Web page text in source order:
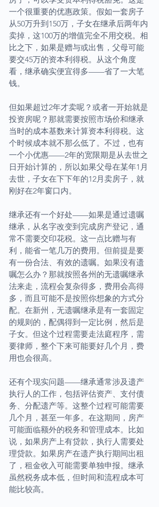
一个很重要的优惠政策。假如一套房子
从50万升到150万，子女在继承后两年内
卖掉，这100万的增值完全不用交税。相
比之下，如果是赠与或出售，父母可能
要交45万的资本利得税。从这个角度
看，继承确实便宜得多——省了一大笔
钱。
但如果超过2年才卖呢？或者一开始就是
投资房呢？那就需要按照市场价和继承
当时的成本基数来计算资本利得税。这
个时候成本就不那么低了。不过，也有
一个小优惠——2年的宽限期是从去世之
日开始计算的，所以如果父母在某年1月
去世，子女在下下年的12月卖房子，就
刚好在2年窗口内。
继承还有一个好处——如果是通过遗嘱
继承，从名字改变到完成房产登记，通
常不需要交印花税。这一点比赠与有
利，能省一笔几万的费用。但前提是要
有一份合法、有效的遗嘱。如果没有遗
嘱怎么办？那就按照各州的无遗嘱继承
法来走，流程会复杂得多，费用会高得
多，而且可能不是按照你想象的方式分
配。在新州，无遗嘱继承是有一套固定
的规则的，配偶得到一定比例，然后是
子女。但这个过程需要走法庭程序，需
要律师，整个下来可能要好几个月，费
用也会很高。
还有个现实问题——继承通常涉及遗产
执行人的工作，包括评估资产、支付债
务、分配遗产等。这整个过程可能需要
几个月，甚至一年多。在这期间，房产
可能面临额外的税务和管理成本。比如
说，如果房产上有贷款，执行人需要处
理贷款。如果房产在遗产执行期间出租
了，租金收入可能需要单独申报。继承
虽然税务成本低，但时间和流程成本可
能比较高。